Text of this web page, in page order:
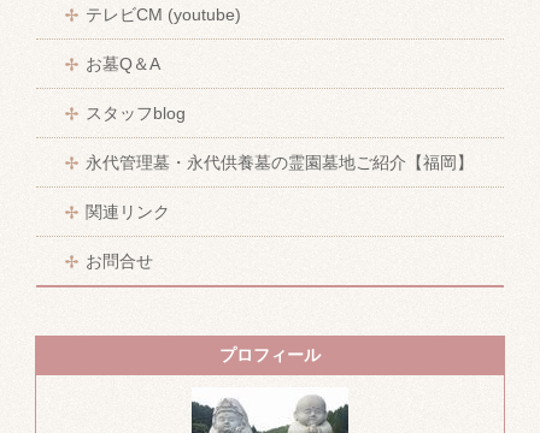
テレビCM (youtube)
お墓Q＆A
スタッフblog
永代管理墓・永代供養墓の霊園墓地ご紹介【福岡】
関連リンク
お問合せ
プロフィール